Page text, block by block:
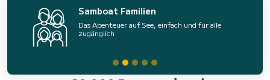
Samboat Familien
Das Abenteuer auf See, einfach und für alle
zugänglich